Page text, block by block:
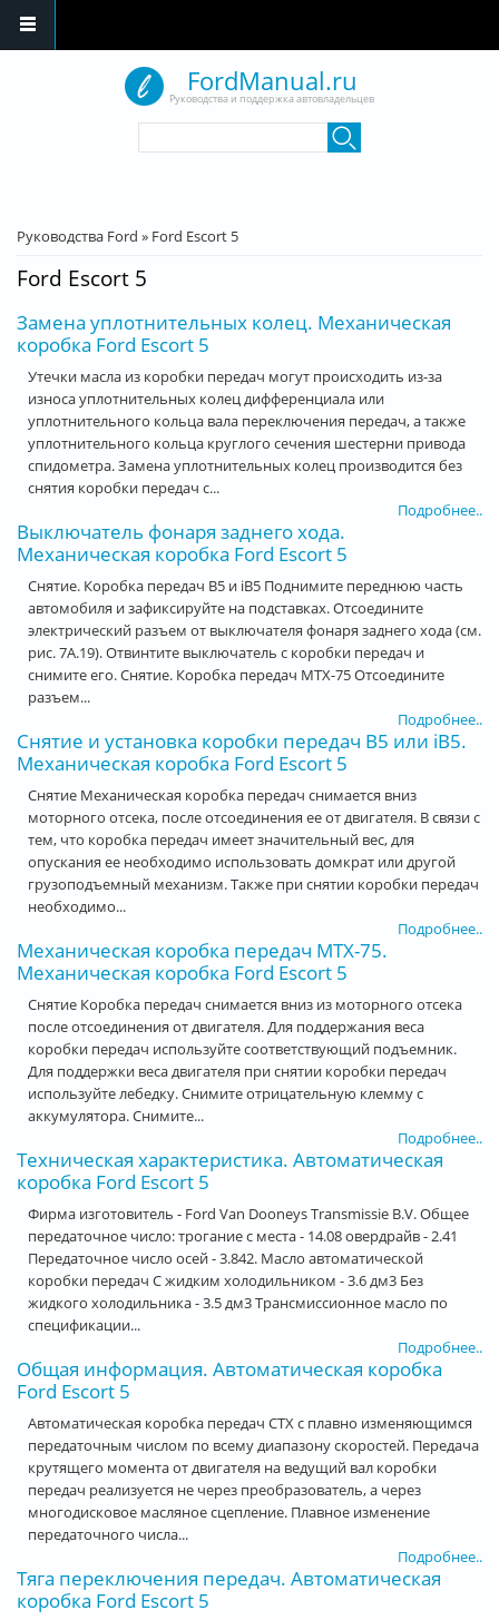
FordManual.ru
Руководства и поддержка автовладельцев
Вы здесь
Руководства Ford » Ford Escort 5
Ford Escort 5
Замена уплотнительных колец. Механическая
коробка Ford Escort 5
Утечки масла из коробки передач могут происходить из-за
износа уплотнительных колец дифференциала или
уплотнительного кольца вала переключения передач, а также
уплотнительного кольца круглого сечения шестерни привода
спидометра. Замена уплотнительных колец производится без
снятия коробки передач с...
Подробнее..
Выключатель фонаря заднего хода.
Механическая коробка Ford Escort 5
Снятие. Коробка передач В5 и iB5 Поднимите переднюю часть
автомобиля и зафиксируйте на подставках. Отсоедините
электрический разъем от выключателя фонаря заднего хода (см.
рис. 7А.19). Отвинтите выключатель с коробки передач и
снимите его. Снятие. Коробка передач МТХ-75 Отсоедините
разъем...
Подробнее..
Снятие и установка коробки передач В5 или iB5.
Механическая коробка Ford Escort 5
Снятие Механическая коробка передач снимается вниз
моторного отсека, после отсоединения ее от двигателя. В связи с
тем, что коробка передач имеет значительный вес, для
опускания ее необходимо использовать домкрат или другой
грузоподъемный механизм. Также при снятии коробки передач
необходимо...
Подробнее..
Механическая коробка передач МТХ-75.
Механическая коробка Ford Escort 5
Снятие Коробка передач снимается вниз из моторного отсека
после отсоединения от двигателя. Для поддержания веса
коробки передач используйте соответствующий подъемник.
Для поддержки веса двигателя при снятии коробки передач
используйте лебедку. Снимите отрицательную клемму с
аккумулятора. Снимите...
Подробнее..
Техническая характеристика. Автоматическая
коробка Ford Escort 5
Фирма изготовитель - Ford Van Dooneys Transmissie B.V. Общее
передаточное число: трогание с места - 14.08 овердрайв - 2.41
Передаточное число осей - 3.842. Масло автоматической
коробки передач С жидким холодильником - 3.6 дм3 Без
жидкого холодильника - 3.5 дм3 Трансмиссионное масло по
спецификации...
Подробнее..
Общая информация. Автоматическая коробка
Ford Escort 5
Автоматическая коробка передач СТХ с плавно изменяющимся
передаточным числом по всему диапазону скоростей. Передача
крутящего момента от двигателя на ведущий вал коробки
передач реализуется не через преобразователь, а через
многодисковое масляное сцепление. Плавное изменение
передаточного числа...
Подробнее..
Тяга переключения передач. Автоматическая
коробка Ford Escort 5